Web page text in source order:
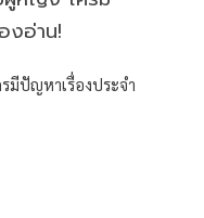
มีปัญหาเรื่องประจำ